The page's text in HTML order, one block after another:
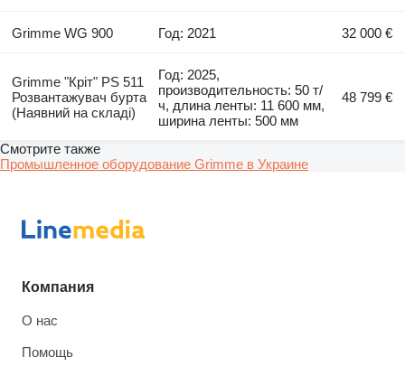
Grimme WG 900 Год: 2021 32 000 €
Grimme "Кріт" PS 511
Розвантажувач бурта
(Наявний на складі)
Год: 2025,
производительность: 50 т/
ч, длина ленты: 11 600 мм,
ширина ленты: 500 мм
48 799 €
Смотрите также
Промышленное оборудование Grimme в Украине
Компания
О нас
Помощь